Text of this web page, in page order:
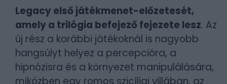
Legacy első játékmenet-előzetesét,
amely a trilógia befejező fejezete lesz. Az
új rész a korábbi játékoknál is nagyobb
hangsúlyt helyez a percepcióra, a
hipnózisra és a környezet manipulálására,
miközben egy romos szicíliai villában, az